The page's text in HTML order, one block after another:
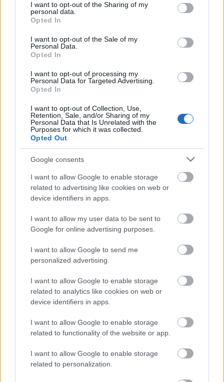
not limited to your visit or usage behaviour. You may click to
grant or deny consent to Google and its third-party tags to
use your data for below specified purposes in below Google
consent section.
I want to opt-out of the Sharing of my
personal data.
Opted In
I want to opt-out of the Sale of my
Personal Data.
Opted In
I want to opt-out of processing my
Personal Data for Targeted Advertising.
Opted In
I want to opt-out of Collection, Use,
Retention, Sale, and/or Sharing of my
Personal Data that Is Unrelated with the
Purposes for which it was collected.
Opted Out
Google consents
I want to allow Google to enable storage
related to advertising like cookies on web or
device identifiers in apps.
I want to allow my user data to be sent to
Google for online advertising purposes.
I want to allow Google to send me
personalized advertising.
I want to allow Google to enable storage
related to analytics like cookies on web or
device identifiers in apps.
I want to allow Google to enable storage
related to functionality of the website or app.
I want to allow Google to enable storage
related to personalization.
આ સંયોજનો કેન્સરના કોષોને વધતા અટકાવવામાં અને હાનિકારક
પદાર્થોને દૂર કરવામાં મદદ કરે છે. તમારા ભોજનમાં લાલ કોબી
મળી શકે છે. કેન્સર સામે લડવાની આ એક સ્વાદિષ્ટ રીત છે.
પાચન સ્વાસ્થ્ય સુધારવું
લાલ કોબી તમારા પાચન સ્વાસ્થ્ય માટે ખૂબ જ સારી છે કારણ કે તે
ફાઇબરથી ભરપૂર છે. તેને ખાવાથી તમારા આંતરડાને ખરેખર મદદ
મળી શકે છે. તેમાં દ્રાવ્ય અને અદ્રાવ્ય બંને પ્રકારના ફાઇબર હોય છે, જે
નિયમિત આંતરડાની ગતિ માટે ચાવીરૂપ છે.
ટાળવામાં મદદ કરે છે. દ્રાવ્ય ફાઇબર તમારા આંતરડામાં સારા
બેક્ટેરિયાને ખવડાવે છે, તેને સંતુલિત રાખે છે. આ સંતુલન સ્વસ્થ
આંતરડા માટે ચાવીરૂપ છે.
અભ્યાસો દર્શાવે છે કે લાલ કોબીનો રસ આંતરડાના અલ્સરને મટાડી
શકે છે. આ લાલ કોબીને સારી પાચનક્રિયા માટે એક શ્રેષ્ઠ પસંદગી
બનાવે છે. તે તમારા ભોજનમાં સ્વાદ અને રંગ ઉમેરે છે અને તમારા
આંતરડાના સ્વાસ્થ્યમાં મદદ કરે છે.
વજન ઘટાડવાનો પ્રયાસ કરી રહેલા લોકો માટે, ઓછી કેલરીવાળા
ખોરાક પસંદ કરવાનું મહત્વપૂર્ણ છે. લાલ કોબી એક શ્રેષ્ઠ પસંદગી છે.
તેમાં કેલરી ઓછી હોય છે પરંતુ ફાઇબર વધુ હોય છે, જે તમને પેટ
ભરેલું અનુભવવામાં મદદ કરે છે. આ પોષક તત્વો ગુમાવ્યા વિના
ડાયેટિંગ માટે તેને એક સ્માર્ટ પસંદગી બનાવે છે.
તમારા ભોજનમાં લાલ કોબી ઉમેરવાથી ભૂખને નિયંત્રિત કરવામાં મદદ
મળી શકે છે. તે તમને મહત્વપૂર્ણ વિટામિન અને ખનિજો પણ આપે છે.
વજન નિયંત્રણ માટે લાલ કોબી કેમ સારી છે તેના કેટલાક કારણો અહીં